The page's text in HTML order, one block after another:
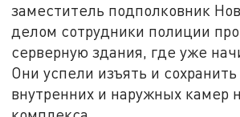
заместитель подполковник
делом сотрудники полиции
серверную здания, где уже
Они успели изъять и
внутренних и наружных камер